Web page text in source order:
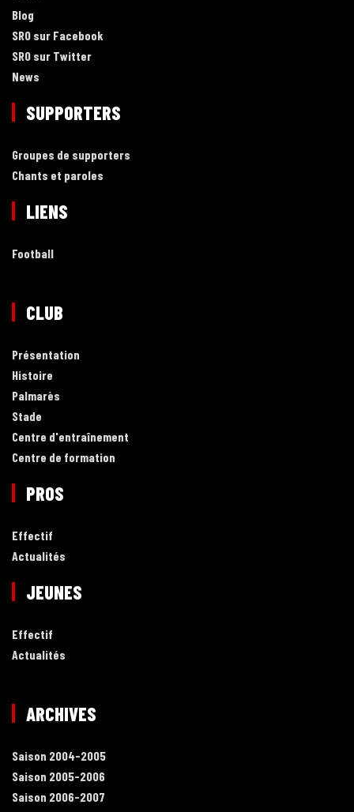
Blog
SRO sur Facebook
SRO sur Twitter
News
SUPPORTERS
Groupes de supporters
Chants et paroles
LIENS
Football
CLUB
Présentation
Histoire
Palmarès
Stade
Centre d'entraînement
Centre de formation
PROS
Effectif
Actualités
JEUNES
Effectif
Actualités
ARCHIVES
Saison 2004-2005
Saison 2005-2006
Saison 2006-2007